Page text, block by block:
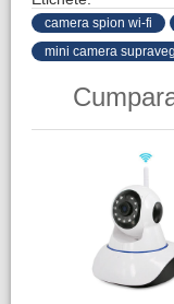
camera spion wi-fi
mini camera